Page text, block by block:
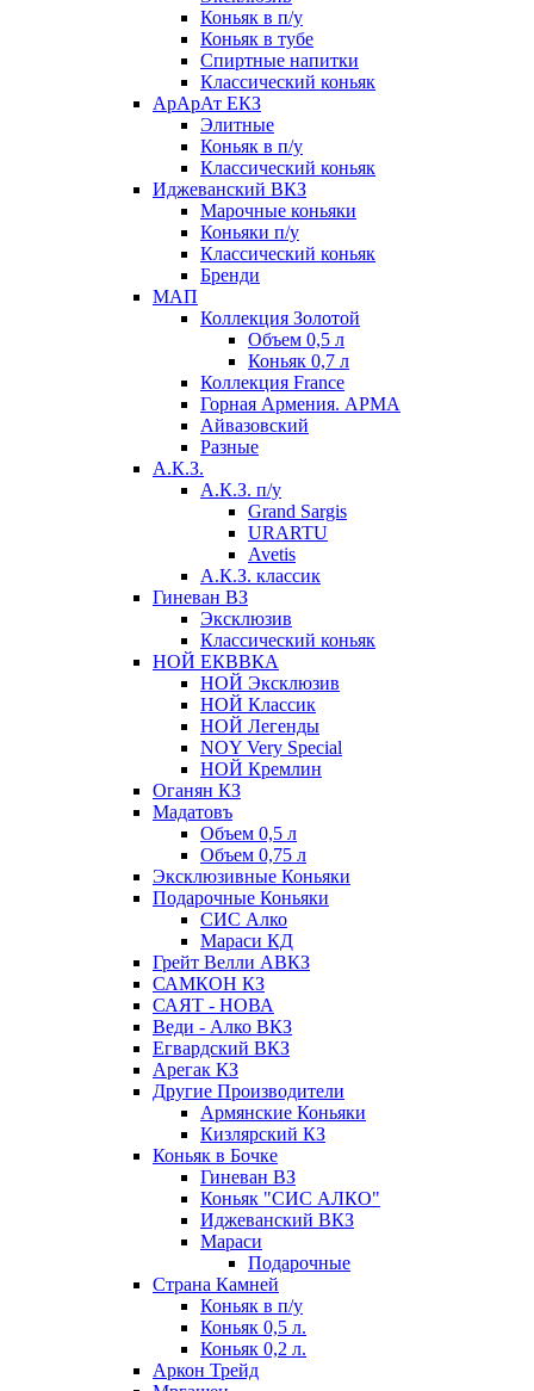
Коньяк в п/у
Коньяк в тубе
Спиртные напитки
Классический коньяк
АрАрАт ЕКЗ
Элитные
Коньяк в п/у
Классический коньяк
Иджеванский ВКЗ
Марочные коньяки
Коньяки п/у
Классический коньяк
Бренди
МАП
Коллекция Золотой
Объем 0,5 л
Коньяк 0,7 л
Коллекция France
Горная Армения. АРМА
Айвазовский
Разные
А.К.З.
А.К.З. п/у
Grand Sargis
URARTU
Avetis
А.К.З. классик
Гиневан ВЗ
Эксклюзив
Классический коньяк
НОЙ ЕКВВКА
НОЙ Эксклюзив
НОЙ Классик
НОЙ Легенды
NOY Very Speсial
НОЙ Кремлин
Оганян КЗ
Мадатовъ
Объем 0,5 л
Объем 0,75 л
Эксклюзивные Коньяки
Подарочные Коньяки
СИС Алко
Мараси КД
Грейт Велли АВКЗ
САМКОН КЗ
САЯТ - НОВА
Веди - Алко ВКЗ
Егвардский ВКЗ
Арегак КЗ
Другие Производители
Армянские Коньяки
Кизлярский КЗ
Коньяк в Бочке
Гиневан ВЗ
Коньяк "СИС АЛКО"
Иджеванский ВКЗ
Мараси
Подарочные
Страна Камней
Коньяк в п/у
Коньяк 0,5 л.
Коньяк 0,2 л.
Аркон Трейд